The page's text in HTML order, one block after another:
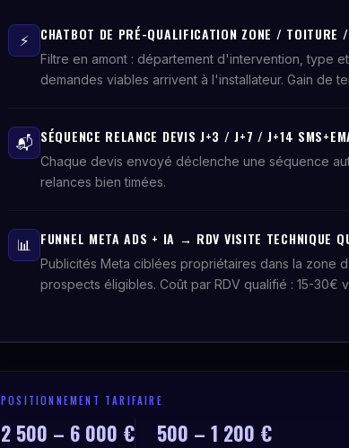
⚡ CHATBOT DE PRÉ-QUALIFICATION ZONE / TOITURE /
Filtre en amont : département d'intervention, type
demandes viables arrivent à l'installateur. Gain de
📬 SÉQUENCE RELANCE DEVIS J+3 / J+7 / J+14
Chaque devis envoyé déclenche une séquence
relances bien timées.
📊 FUNNEL META ADS + IA → RDV VISITE TECHNIQUE
Publicités Meta ciblées propriétaires dans la zone
prospects éligibles. Coût par RDV qualifié : 15-30€
POSITIONNEMENT TARIFAIRE
2 500 – 6 000 € 500 – 1 200 €